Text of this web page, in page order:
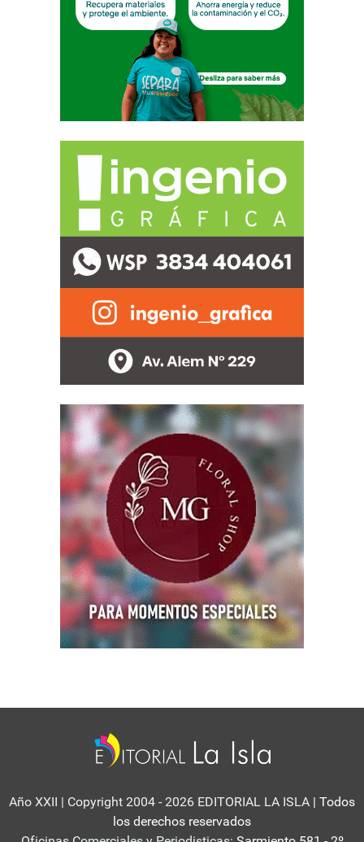
Año XXII | Copyright 2004 - 2026 EDITORIAL LA ISLA | Todos
los derechos reservados